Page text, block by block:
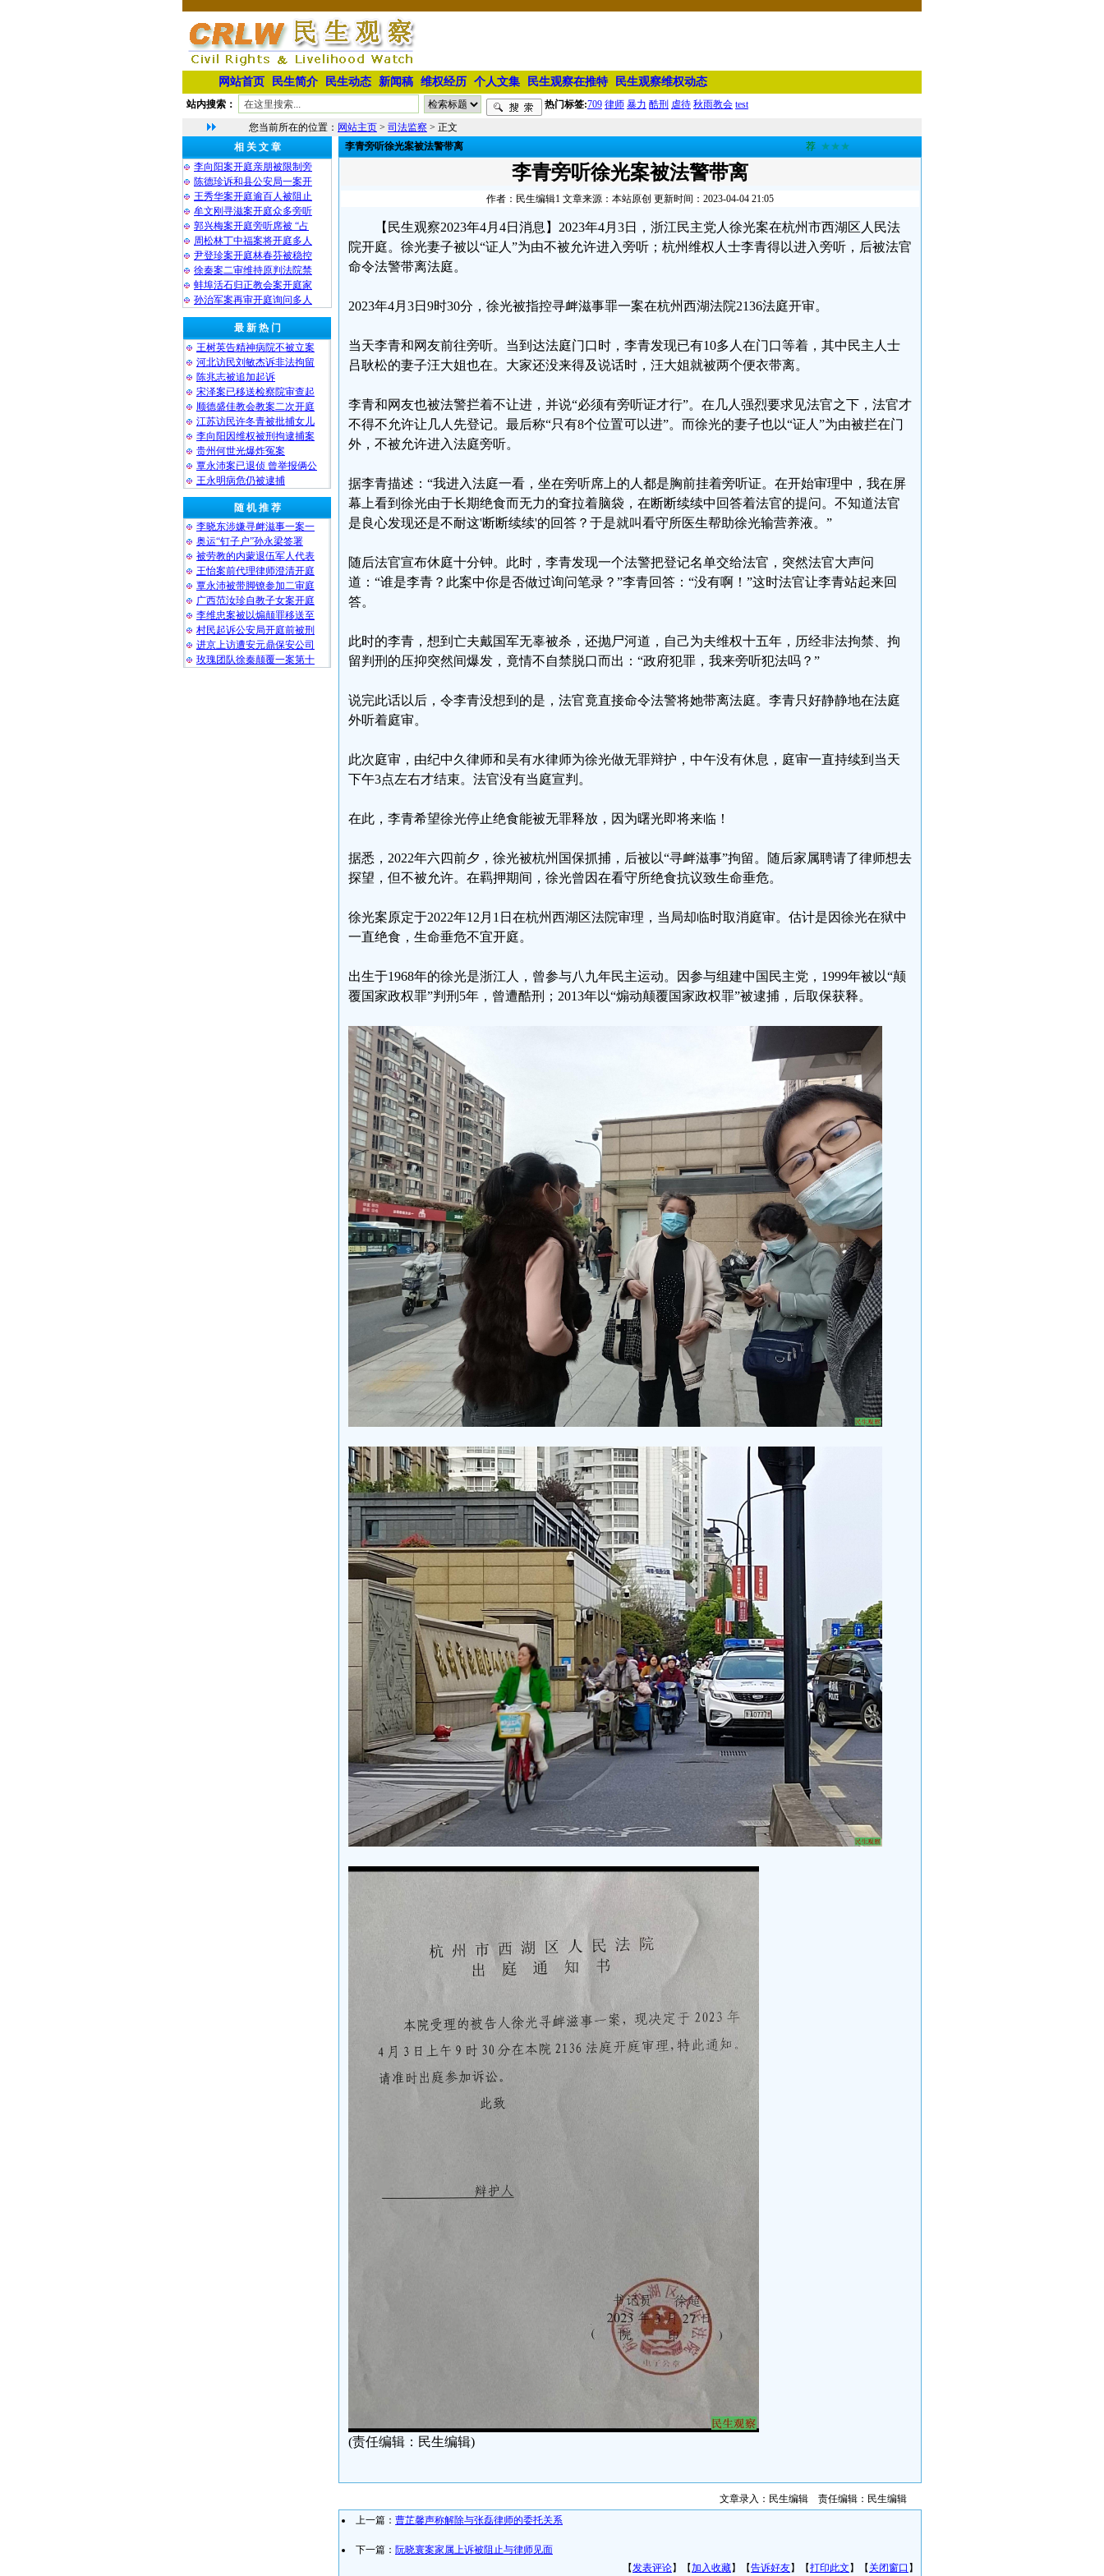
网站首页 民生简介 民生动态 新闻稿 维权经历 个人文集 民生观察在推特 民生观察维权动态
站内搜索： 热门标签:709 律师 暴力 酷刑 虐待 秋雨教会 test
您当前所在的位置： 网站主页 > 司法监察 > 正文
相 关 文 章
李向阳案开庭亲朋被限制旁
陈德珍诉和县公安局一案开
王秀华案开庭逾百人被阻止
牟文刚寻滋案开庭众多旁听
郭兴梅案开庭旁听席被 “占
周松林丁中福案将开庭多人
尹登珍案开庭林春芬被稳控
徐秦案二审维持原判法院禁
蚌埠活石归正教会案开庭家
孙治军案再审开庭询问多人
最 新 热 门
王树英告精神病院不被立案
河北访民刘敏杰诉非法拘留
陈兆志被追加起诉
宋泽案已移送检察院审查起
顺德盛佳教会教案二次开庭
江苏访民许冬青被批捕女儿
李向阳因维权被刑拘逮捕案
贵州何世光爆炸冤案
覃永沛案已退侦 曾举报俩公
王永明病危仍被逮捕
随 机 推 荐
李晓东涉嫌寻衅滋事一案一
奥运“钉子户”孙永梁签署
被劳教的内蒙退伍军人代表
王怡案前代理律师澄清开庭
覃永沛被带脚镣参加二审庭
广西范汝珍自教子女案开庭
李维忠案被以煽颠罪移送至
村民起诉公安局开庭前被刑
进京上访遭安元鼎保安公司
玫瑰团队徐秦颠覆一案第十
李青旁听徐光案被法警带离 荐 ★★★
李青旁听徐光案被法警带离
作者：民生编辑1 文章来源：本站原创 更新时间：2023-04-04 21:05
【民生观察2023年4月4日消息】2023年4月3日，浙江民主党人徐光案在杭州市西湖区人民法
院开庭。徐光妻子被以“证人”为由不被允许进入旁听；杭州维权人士李青得以进入旁听，后被法官
命令法警带离法庭。
2023年4月3日9时30分，徐光被指控寻衅滋事罪一案在杭州西湖法院2136法庭开审。
当天李青和网友前往旁听。当到达法庭门口时，李青发现已有10多人在门口等着，其中民主人士
吕耿松的妻子汪大姐也在。大家还没来得及说话时，汪大姐就被两个便衣带离。
李青和网友也被法警拦着不让进，并说“必须有旁听证才行”。在几人强烈要求见法官之下，法官才
不得不允许让几人先登记。最后称“只有8个位置可以进”。而徐光的妻子也以“证人”为由被拦在门
外，不被允许进入法庭旁听。
据李青描述：“我进入法庭一看，坐在旁听席上的人都是胸前挂着旁听证。在开始审理中，我在屏
幕上看到徐光由于长期绝食而无力的耷拉着脑袋，在断断续续中回答着法官的提问。不知道法官
是良心发现还是不耐这'断断续续'的回答？于是就叫看守所医生帮助徐光输营养液。”
随后法官宣布休庭十分钟。此时，李青发现一个法警把登记名单交给法官，突然法官大声问
道：“谁是李青？此案中你是否做过询问笔录？”李青回答：“没有啊！”这时法官让李青站起来回
答。
此时的李青，想到亡夫戴国军无辜被杀，还抛尸河道，自己为夫维权十五年，历经非法拘禁、拘
留判刑的压抑突然间爆发，竟情不自禁脱口而出：“政府犯罪，我来旁听犯法吗？”
说完此话以后，令李青没想到的是，法官竟直接命令法警将她带离法庭。李青只好静静地在法庭
外听着庭审。
此次庭审，由纪中久律师和吴有水律师为徐光做无罪辩护，中午没有休息，庭审一直持续到当天
下午3点左右才结束。法官没有当庭宣判。
在此，李青希望徐光停止绝食能被无罪释放，因为曙光即将来临！
据悉，2022年六四前夕，徐光被杭州国保抓捕，后被以“寻衅滋事”拘留。随后家属聘请了律师想去
探望，但不被允许。在羁押期间，徐光曾因在看守所绝食抗议致生命垂危。
徐光案原定于2022年12月1日在杭州西湖区法院审理，当局却临时取消庭审。估计是因徐光在狱中
一直绝食，生命垂危不宜开庭。
出生于1968年的徐光是浙江人，曾参与八九年民主运动。因参与组建中国民主党，1999年被以“颠
覆国家政权罪”判刑5年，曾遭酷刑；2013年以“煽动颠覆国家政权罪”被逮捕，后取保获释。
(责任编辑：民生编辑)
文章录入：民生编辑 责任编辑：民生编辑
上一篇： 曹芷馨声称解除与张磊律师的委托关系
下一篇： 阮晓寰案家属上诉被阻止与律师见面
【发表评论】【加入收藏】【告诉好友】【打印此文 】【 关闭窗口 】